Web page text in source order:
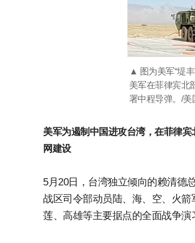
▲ 图为美军“堤
美军在菲律宾北
署中程导弹。/美
美军为遏制中国进攻台湾，在菲律
网建设
5月20日，台湾独立倾向的赖清德
战区司令部动员陆、海、空、火
莲、高雄等主要据点的全面战争演